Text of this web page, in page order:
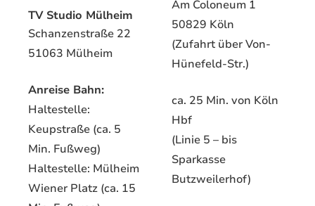
TV Studio Mülheim
Schanzenstraße 22
51063 Mülheim
Anreise Bahn:
Haltestelle:
Keupstraße (ca. 5
Min. Fußweg)
Haltestelle: Mülheim
Wiener Platz (ca. 15
Am Coloneum 1
50829 Köln
(Zufahrt über Von-
Hünefeld-Str.)
ca. 25 Min. von Köln
Hbf
(Linie 5 – bis
Sparkasse
Butzweilerhof)